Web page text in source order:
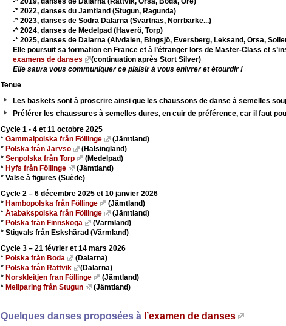
-* 2022, danses du Jämtland (Stugun, Ragunda)
-* 2023, danses de Södra Dalarna (Svartnäs, Norrbärke...)
-* 2024, danses de Medelpad (Haverö, Torp)
-* 2025, danses de Dalarna (Älvdalen, Bingsjö, Eversberg, Leksand, Orsa,
Elle poursuit sa formation en France et à l’étranger lors de Master-Class et
examens de danses
(continuation après Stort Silver)
Elle saura vous communiquer ce plaisir à vous enivrer et étourdir !
Tenue
Les baskets sont à proscrire ainsi que les chaussons de danse à semelles
Préférer les chaussures à semelles dures, en cuir de préférence, car il faut
Cycle 1 - 4 et 11 octobre 2025
* Gammalpolska från Föllinge
(Jämtland)
* Polska från Järvsö
(Hälsingland)
* Senpolska från Torp
(Medelpad)
* Hyfs från Föllinge
(Jämtland)
* Valse à figures (Suède)
Cycle 2 – 6 décembre 2025 et 10 janvier 2026
* Hambopolska från Föllinge
(Jämtland)
* Åtabakspolska från Föllinge
(Jämtland)
* Polska från Finnskoga
(Värmland)
* Stigvals från Eskshärad (Värmland)
Cycle 3 – 21 février et 14 mars 2026
* Polska från Boda
(Dalarna)
* Polska från Rättvik
(Dalarna)
* Norskleitjen fran Föllinge
(Jämtland)
* Mellparing från Stugun (Jämtland)
Quelques danses proposées à l’examen de danses